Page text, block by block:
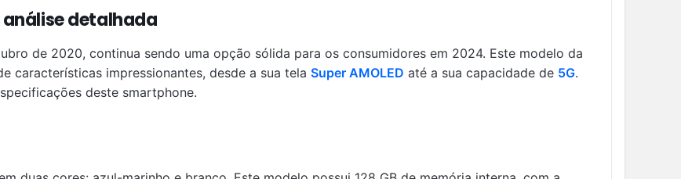
análise detalhada
de 2020, continua sendo uma opção sólida para os consumidores em 2024. Este modelo da
características impressionantes, desde a sua tela Super AMOLED até a sua capacidade de 5G.
deste smartphone.